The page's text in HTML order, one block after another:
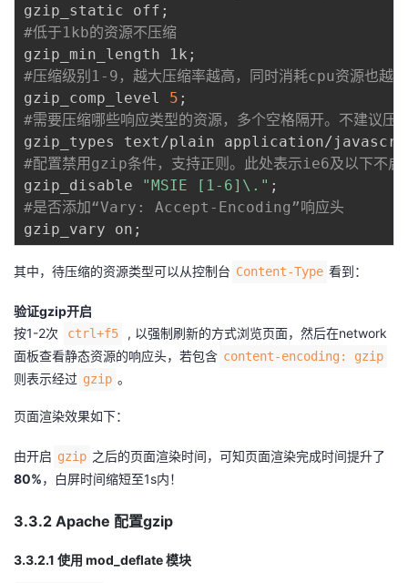
gzip_static off ;
#低于1kb的资源不压缩
gzip_min_length 1k ;
#压缩级别1-9，越大压缩率越高，同时消耗cpu资源也越
gzip_comp_level 5 ;
#需要压缩哪些响应类型的资源，多个空格隔开。不建议压
gzip_types text/plain application/
#配置禁用gzip条件，支持正则。此处表示ie6及以下不
gzip_disable
"MSIE [1-6]\." ;
#是否添加“Vary: Accept-Encoding”响应头
gzip_vary on ;
其中，待压缩的资源类型可以从控制台 Content-Type 看到：
验证gzip开启
按1-2次
ctrl+f5
, 以强制刷新的方式浏览页面，然后在network
面板查看静态资源的响应头，若包含 content-encoding: gzip
则表示经过 gzip 。
页面渲染效果如下：
由开启 gzip 之后的页面渲染时间，可知页面渲染完成时间提升了
80%，白屏时间缩短至1s内！
3.3.2 Apache 配置gzip
3.3.2.1 使用 mod_deflate 模块